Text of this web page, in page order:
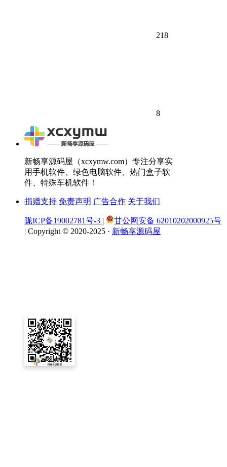
218
8
新畅享源码屋（xcxymw.com）专注分享实
用手机软件、绿色电脑软件、热门盒子软
件、特殊车机软件！
捐赠支持 免责声明 广告合作 关于我们
陇ICP备19002781号-3 |
甘公网安备 62010202000925号
| Copyright © 2020-2025 · 新畅享源码屋